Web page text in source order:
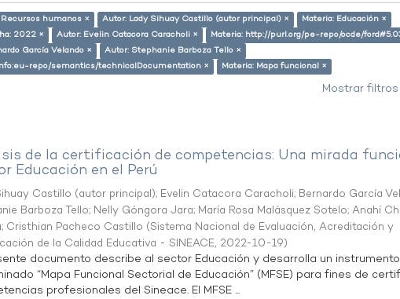
Recursos humanos × Autor: Lady Sihuay Castillo (autor principal) ×
Materia: Educación ×
2022 × Autor: Evelin Catacora Caracholi ×
Materia: http://purl.org/pe-repo/ocde/
García Velando ×
Autor: Stephanie Barboza Tello ×
repo/semantics/technicalDocumentation ×
Materia: Mapa funcional ×
Mostrar
de la certificación de competencias: Una mirada
Educación en el Perú
Castillo (autor principal); Evelin Catacora Caracholi; Bernardo García
Barboza Tello; Nelly Góngora Jara; María Rosa Malásquez Sotelo;Anahí
; Cristhian Pacheco Castillo (Sistema Nacional de Evaluación, Acreditación y
de la Calidad Educativa - SINEACE, 2022-10-19)
documento describe al sector Educación y desarrolla un instrumento
“Mapa Funcional Sectorial de Educación” (MFSE) para fines de
profesionales del Sineace. El MFSE ...